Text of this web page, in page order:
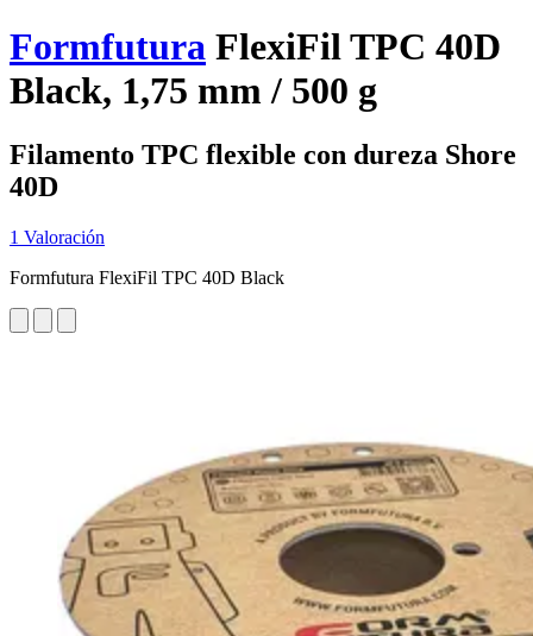
Formfutura FlexiFil TPC 40D
Black, 1,75 mm / 500 g
Filamento TPC flexible con dureza Shore
40D
1 Valoración
Formfutura FlexiFil TPC 40D Black